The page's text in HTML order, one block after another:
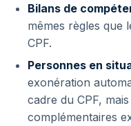
Bilans de
mêmes règles que
CPF.
Personnes en
exonération
cadre du CPF,
complémentaires